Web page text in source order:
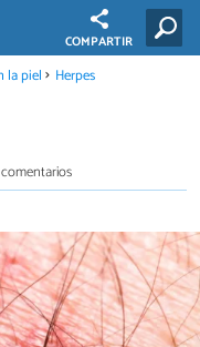
COMPARTIR
la piel Herpes